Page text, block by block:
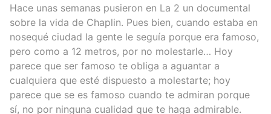
Hace unas semanas pusieron en La 2 un documental
sobre la vida de Chaplin. Pues bien, cuando estaba en
nosequé ciudad la gente le seguía porque era famoso,
pero como a 12 metros, por no molestarle… Hoy
parece que ser famoso te obliga a aguantar a
cualquiera que esté dispuesto a molestarte; hoy
parece que se es famoso cuando te admiran porque
sí, no por ninguna cualidad que te haga admirable.